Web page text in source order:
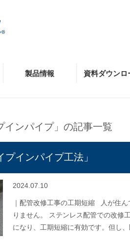
製品情報
ス
具類
ランジシリーズ
資料ダウンロ
定・認証・その他資料
インパイプ」の記事一覧
インパイプ工法」
2024.07.10
｜配管改修工事の工期短縮 人が住
りません。 ステンレス配管での改修
になり、工期短縮に有効です。但し